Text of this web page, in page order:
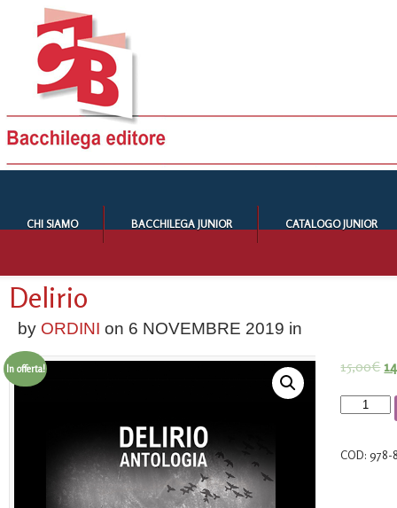
CHI SIAMO BACCHILEGA JUNIOR CATALOGO JUNIOR
Delirio
by ORDINI on 6 NOVEMBRE 2019 in
In offerta! 15,00€
Delirio
COD:978-